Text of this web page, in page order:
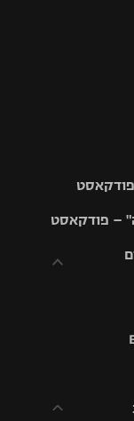
– פודקאסט